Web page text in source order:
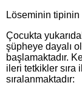
Löseminin
Çocukta
şüpheye dayalı
başlamaktadır.
ileri tetkikler sıra
sıralanmaktadır: